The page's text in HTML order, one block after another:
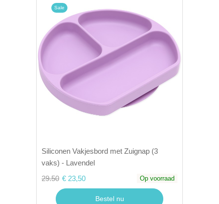
Sale
Siliconen Vakjesbord met Zuignap (3
vaks) - Lavendel
29.50 € 23,50 Op voorraad
Bestel nu